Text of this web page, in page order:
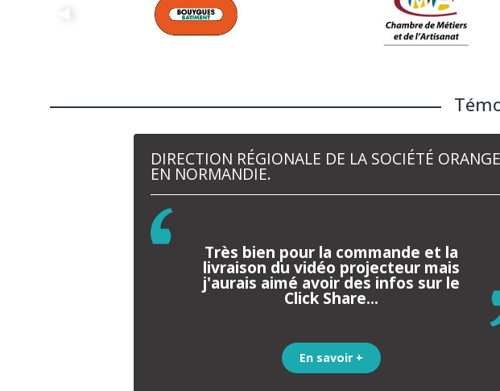
DIRECTION RÉGIONALE DE LA SOCIÉTÉ ORANGE
EN NORMANDIE.
Très bien pour la commande et la
livraison du vidéo projecteur mais
j'aurais aimé avoir des infos sur le
Click Share...
En savoir +